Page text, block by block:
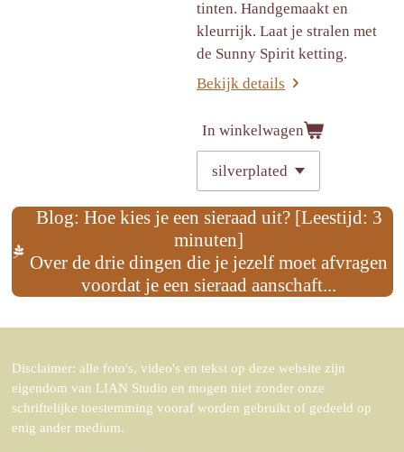
tinten. Handgemaakt en
kleurrijk. Laat je stralen met
de Sunny Spirit ketting.
Bekijk details
In winkelwagen
Blog: Hoe kies je een sieraad uit? [Leestijd: 3
minuten]
Over de drie dingen die je jezelf moet afvragen
voordat je een sieraad aanschaft...
Disclaimer: alle foto's, video's en tekst op deze website zijn
eigendom van LIAN Studio en mogen niet zonder onze
schriftelijke toestemming vooraf worden gebruikt of gedeeld op
enig ander medium.